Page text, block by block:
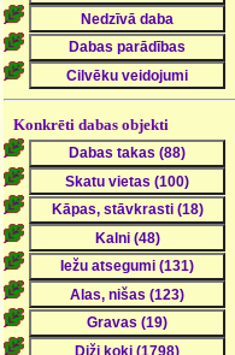
Konkrēti dabas objekti